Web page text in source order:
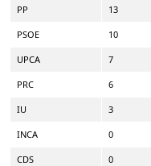
PP 13
PSOE 10
UPCA 7
PRC 6
IU 3
INCA 0
CDS 0